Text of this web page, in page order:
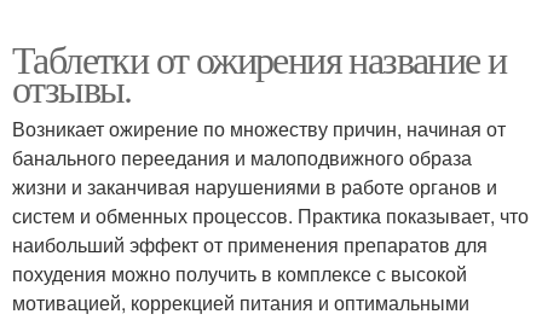
Таблетки от ожирения название и
отзывы.
Возникает ожирение по множеству причин, начиная от
банального переедания и малоподвижного образа
жизни и заканчивая нарушениями в работе органов и
систем и обменных процессов. Практика показывает, что
наибольший эффект от применения препаратов для
похудения можно получить в комплексе с высокой
мотивацией, коррекцией питания и оптимальными